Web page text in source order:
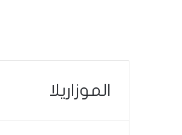
الموزاريلا